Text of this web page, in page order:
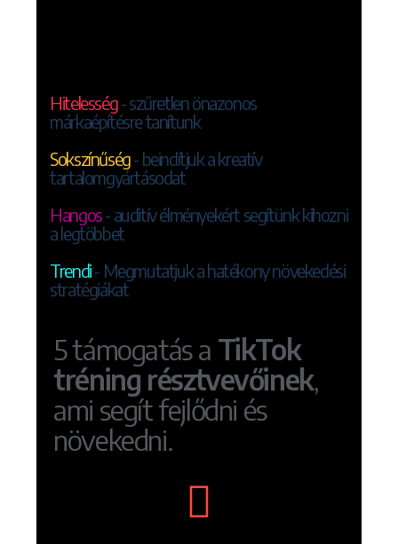
Hitelesség- szűretlen önazonos
márkaépítésre tanítunk
Sokszínűség- beindítjuk a kreatív
tartalomgyártásodat
Hangos- auditív élményekért segítünk kihozni
a legtöbbet
Trendi- Megmutatjuk a hatékony növekedési
stratégiákat
5 támogatás a TikTok
tréning résztvevőinek,
ami segít fejlődni és
növekedni.